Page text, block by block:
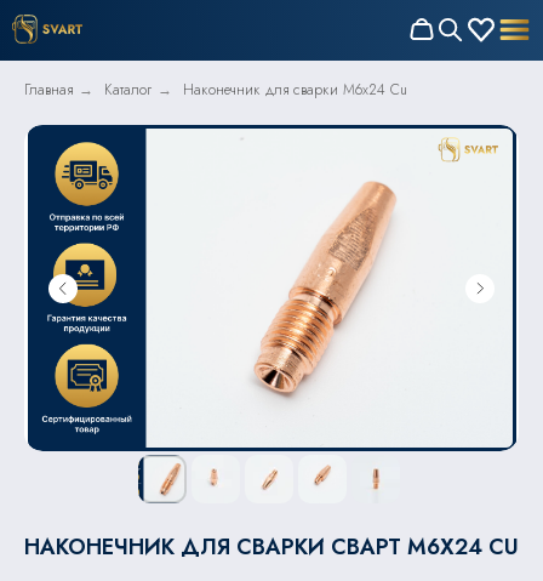
Главная → Каталог → Наконечник для сварки M6x24 Cu
НАКОНЕЧНИК ДЛЯ СВАРКИ СВАРТ M6X24 CU